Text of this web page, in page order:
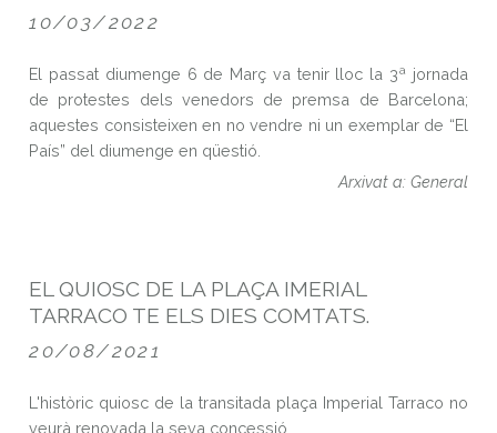
10/03/2022
El passat diumenge 6 de Març va tenir lloc la 3ª jornada
de protestes dels venedors de premsa de Barcelona;
aquestes consisteixen en no vendre ni un exemplar de “El
País” del diumenge en qüestió.
Arxivat a: General
20/08/2021
EL QUIOSC DE LA PLAÇA IMERIAL
TARRACO TE ELS DIES COMTATS.
L'històric quiosc de la transitada plaça Imperial Tarraco no
veurà renovada la seva concessió.